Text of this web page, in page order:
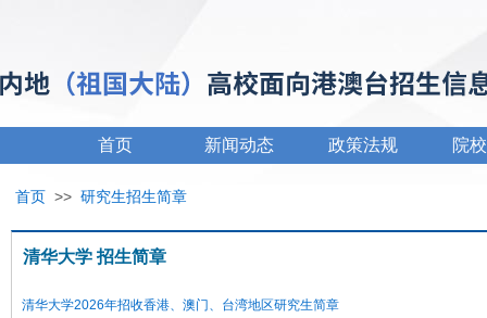
首页 新闻动态 政策法规 院
首页 >> 研究生招生简章
清华大学 招生简章
清华大学2026年招收香港、澳门、台湾地区研究生简章